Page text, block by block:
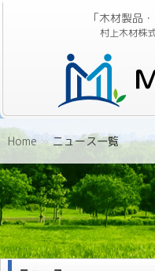
「木材製品
村上木材株
Home » ニュース一覧